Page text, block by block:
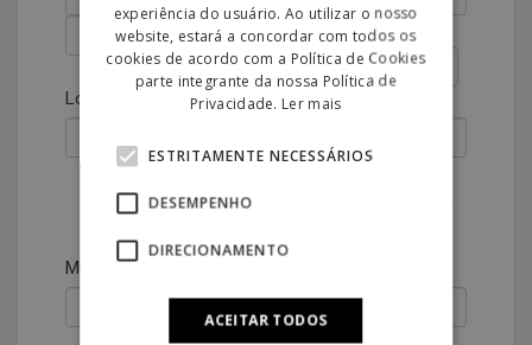
Código Postal
Localidade
morada de entrega for diferente da morada de
Morada
experiência do usuário. Ao utilizar o nosso
website, estará a concordar com todos os
cookies de acordo com a Política de Cookies
parte integrante da nossa Política de
Privacidade. Ler mais
ESTRITAMENTE NECESSÁRIOS
DESEMPENHO
DIRECIONAMENTO
ACEITAR TODOS